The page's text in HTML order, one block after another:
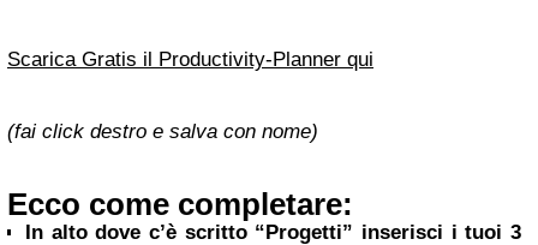
Scarica Gratis il Productivity-Planner qui
(fai click destro e salva con nome)
Ecco come completare:
In alto dove c’è scritto “Progetti” inserisci i tuoi 3